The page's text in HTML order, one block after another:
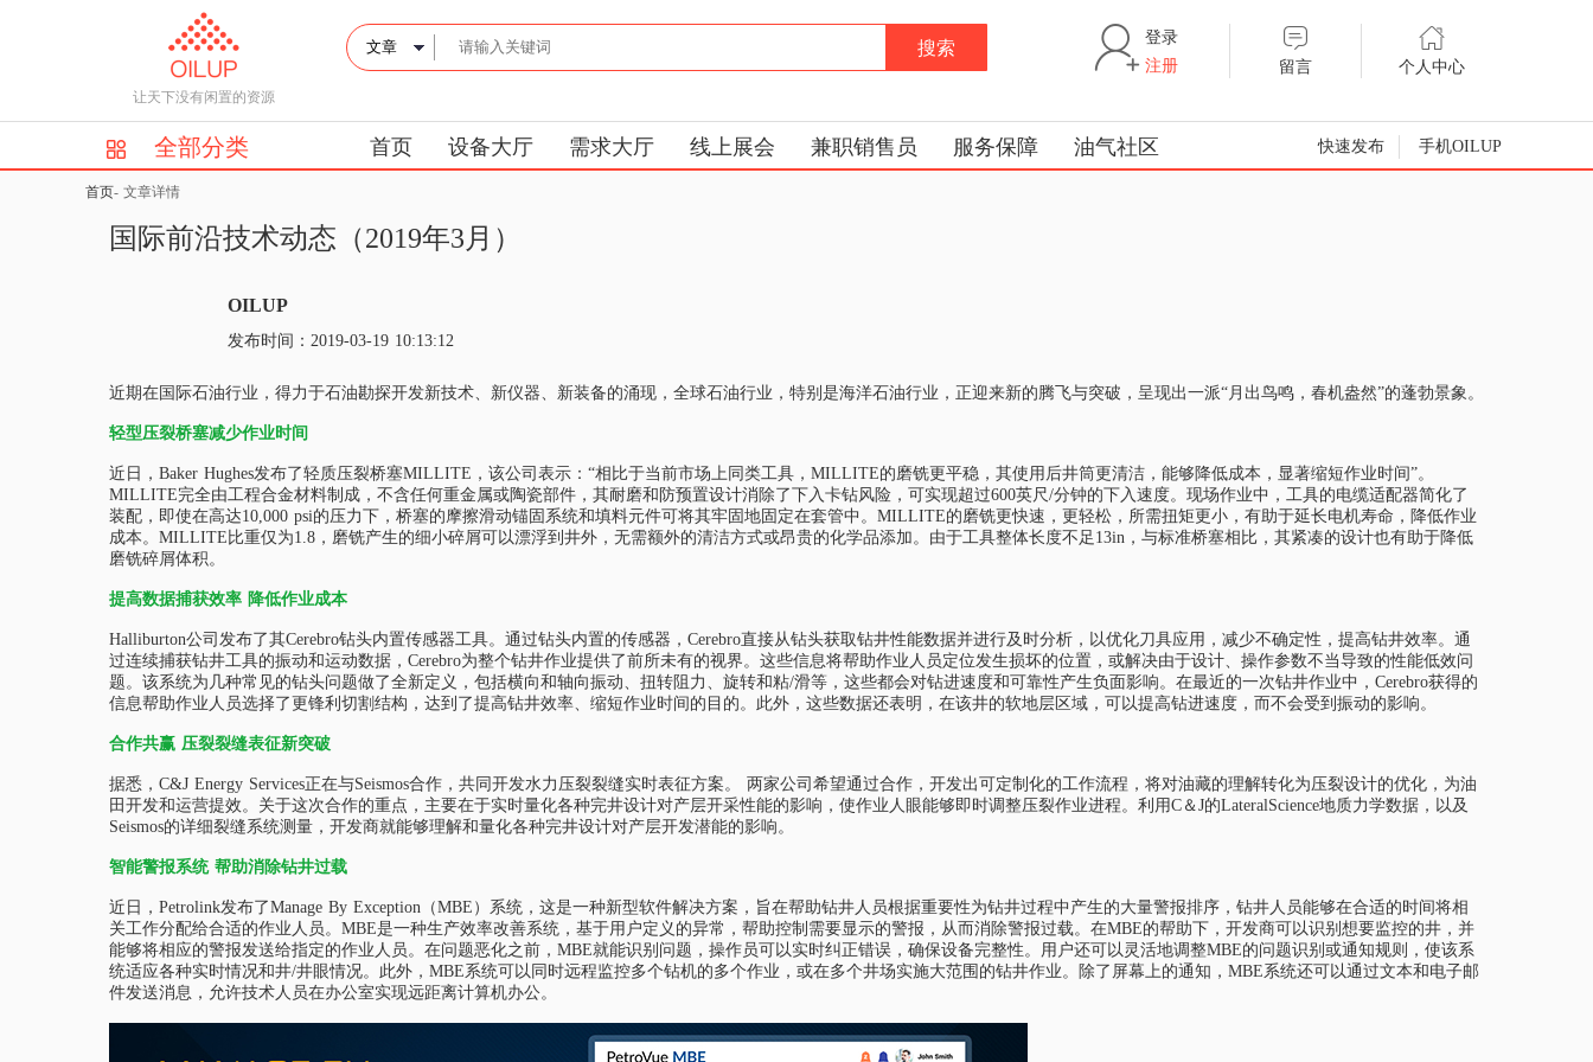
让天下没有闲置的资源
搜索
登录
注册
留言 个人中心
全部分类 首页 设备大厅 需求大厅 线上展会 兼职销售员 服务保障 油气社区 手机OILUP
快速发布
首页- 文章详情
国际前沿技术动态（2019年3月）
OILUP
发布时间：2019-03-19 10:13:12
近期在国际石油行业，得力于石油勘探开发新技术、新仪器、新装备的涌现，全球石油行业，特别是海洋石油行业，正迎来新的腾飞与突破，呈现出一派“月出鸟鸣，春机盎然”的蓬勃景象。
轻型压裂桥塞减少作业时间
近日，Baker Hughes发布了轻质压裂桥塞MILLITE，该公司表示：“相比于当前市场上同类工具，MILLITE的磨铣更平稳，其使用后井筒更清洁，能够降低成本，显著缩短作业时间”。
MILLITE完全由工程合金材料制成，不含任何重金属或陶瓷部件，其耐磨和防预置设计消除了下入卡钻风险，可实现超过600英尺/分钟的下入速度。现场作业中，工具的电缆适配器简化了
装配，即使在高达10,000 psi的压力下，桥塞的摩擦滑动锚固系统和填料元件可将其牢固地固定在套管中。MILLITE的磨铣更快速，更轻松，所需扭矩更小，有助于延长电机寿命，降低作业
成本。MILLITE比重仅为1.8，磨铣产生的细小碎屑可以漂浮到井外，无需额外的清洁方式或昂贵的化学品添加。由于工具整体长度不足13in，与标准桥塞相比，其紧凑的设计也有助于降低
磨铣碎屑体积。
提高数据捕获效率 降低作业成本
Halliburton公司发布了其Cerebro钻头内置传感器工具。通过钻头内置的传感器，Cerebro直接从钻头获取钻井性能数据并进行及时分析，以优化刀具应用，减少不确定性，提高钻井效率。通
过连续捕获钻井工具的振动和运动数据，Cerebro为整个钻井作业提供了前所未有的视界。这些信息将帮助作业人员定位发生损坏的位置，或解决由于设计、操作参数不当导致的性能低效问
题。该系统为几种常见的钻头问题做了全新定义，包括横向和轴向振动、扭转阻力、旋转和粘/滑等，这些都会对钻进速度和可靠性产生负面影响。在最近的一次钻井作业中，Cerebro获得的
信息帮助作业人员选择了更锋利切割结构，达到了提高钻井效率、缩短作业时间的目的。此外，这些数据还表明，在该井的软地层区域，可以提高钻进速度，而不会受到振动的影响。
合作共赢 压裂裂缝表征新突破
据悉，C&J Energy Services正在与Seismos合作，共同开发水力压裂裂缝实时表征方案。 两家公司希望通过合作，开发出可定制化的工作流程，将对油藏的理解转化为压裂设计的优化，为油
田开发和运营提效。关于这次合作的重点，主要在于实时量化各种完井设计对产层开采性能的影响，使作业人眼能够即时调整压裂作业进程。利用C＆J的LateralScience地质力学数据，以及
Seismos的详细裂缝系统测量，开发商就能够理解和量化各种完井设计对产层开发潜能的影响。
智能警报系统 帮助消除钻井过载
近日，Petrolink发布了Manage By Exception（MBE）系统，这是一种新型软件解决方案，旨在帮助钻井人员根据重要性为钻井过程中产生的大量警报排序，钻井人员能够在合适的时间将相
关工作分配给合适的作业人员。MBE是一种生产效率改善系统，基于用户定义的异常，帮助控制需要显示的警报，从而消除警报过载。在MBE的帮助下，开发商可以识别想要监控的井，并
能够将相应的警报发送给指定的作业人员。在问题恶化之前，MBE就能识别问题，操作员可以实时纠正错误，确保设备完整性。用户还可以灵活地调整MBE的问题识别或通知规则，使该系
统适应各种实时情况和井/井眼情况。此外，MBE系统可以同时远程监控多个钻机的多个作业，或在多个井场实施大范围的钻井作业。除了屏幕上的通知，MBE系统还可以通过文本和电子邮
件发送消息，允许技术人员在办公室实现远距离计算机办公。